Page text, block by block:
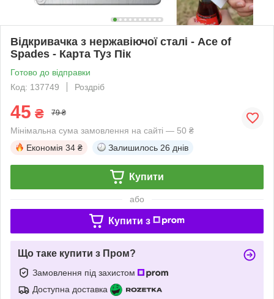
Відкривачка з нержавіючої сталі - Ace of
Spades - Карта Туз Пік
Готово до відправки
Код: 137749
Роздріб
45 ₴ 79 ₴
Мінімальна сума замовлення на сайті — 50 ₴
Економія 34 ₴ Залишилось 26 днів
Купити
або
Купити з
Що таке купити з Пром?
Замовлення під захистом
Доступна доставка